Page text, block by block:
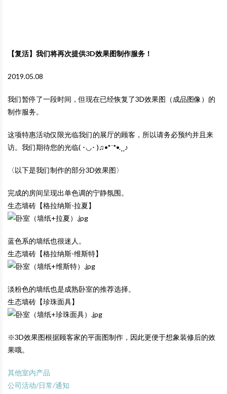
【复活】我们将再次提供3D效果图制作服务！
2019.05.08
我们暂停了一段时间，但现在已经恢复了3D效果图（成品图像）的
制作服务。
这项特惠活动仅限光临我们的展厅的顾客，所以请务必预约并且来
访。我们期待您的光临( ･◡･ )♫•*¨*•.¸¸♪
〈以下是我们制作的部分3D效果图〉
完成的房间呈现出单色调的宁静氛围。
生态墙砖【格拉纳斯-拉夏】
蓝色系的墙纸也很迷人。
生态墙砖【格拉纳斯-维斯特】
淡粉色的墙纸也是成熟卧室的推荐选择。
生态墙砖【珍珠面具】
※3D效果图根据顾客家的平面图制作，因此更便于想象装修后的效
果哦。
其他室内产品
公司活动/日常/通知